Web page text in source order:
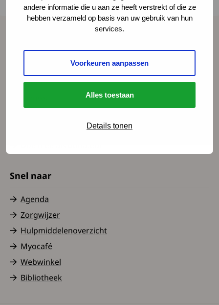
andere informatie die u aan ze heeft verstrekt of die ze
hebben verzameld op basis van uw gebruik van hun
services.
Voorkeuren aanpassen
Alles toestaan
Details tonen
betekenen.
Over ons
Doe mee als vrijwilliger
Snel naar
Agenda
Zorgwijzer
Hulpmiddelenoverzicht
Myocafé
Webwinkel
Bibliotheek